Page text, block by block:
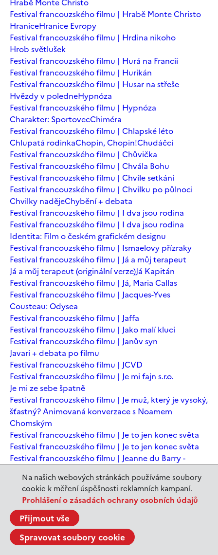
Na našich webových stránkách používáme soubory
cookie k měření úspěšnosti reklamních kampaní.
Prohlášení o zásadách ochrany osobních údajů
Přijmout vše
Spravovat soubory cookie
Festival francouzského filmu | Hrabě Monte Christo
HraniceHranice Evropy
Festival francouzského filmu | Hrdina nikoho
Hrob světlušek
Festival francouzského filmu | Hurá na Francii
Festival francouzského filmu | Hurikán
Festival francouzského filmu | Husar na střeše
Hvězdy v poledneHypnóza
Festival francouzského filmu | Hypnóza
Charakter: SportovecChiméra
Festival francouzského filmu | Chlapské léto
Chlupatá rodinkaChopin, Chopin!Chudáčci
Festival francouzského filmu | Chůvička
Festival francouzského filmu | Chvála Bohu
Festival francouzského filmu | Chvíle setkání
Festival francouzského filmu | Chvilku po půlnoci
Chvilky nadějeChybění + debata
Festival francouzského filmu | I dva jsou rodina
Festival francouzského filmu | I dva jsou rodina
Identita: Film o českém grafickém designu
Festival francouzského filmu | Ismaelovy přízraky
Festival francouzského filmu | Já a můj terapeut
Já a můj terapeut (originální verze)Já Kapitán
Festival francouzského filmu | Já, Maria Callas
Festival francouzského filmu | Jacques-Yves
Cousteau: Odysea
Festival francouzského filmu | Jaffa
Festival francouzského filmu | Jako malí kluci
Festival francouzského filmu | Janův syn
Javari + debata po filmu
Festival francouzského filmu | JCVD
Festival francouzského filmu | Je mi fajn s.r.o.
Je mi ze sebe špatně
Festival francouzského filmu | Je muž, který je vysoký,
šťastný? Animovaná konverzace s Noamem
Chomským
Festival francouzského filmu | Je to jen konec světa
Festival francouzského filmu | Je to jen konec světa
Festival francouzského filmu | Jeanne du Barry -
Jeanne du Barry – Králova milenka
JEDEN SVĚT | Alláh není povinen
JEDEN SVĚT | Až mě zabásnou
JEDEN SVĚT | Carmela a ti, co prochází
JEDEN SVĚT | Dítě prachu
JEDEN SVĚT | Drobná nehoda